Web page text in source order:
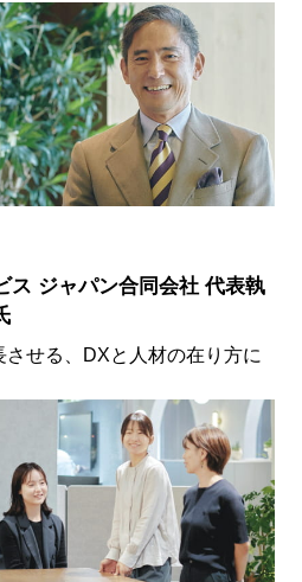
ス ジャパン合同会社 代表執
せる、DXと人材の在り方に